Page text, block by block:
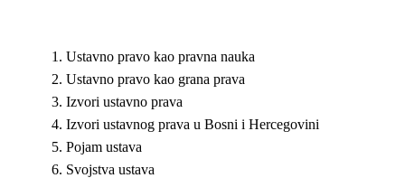
Ustavno pravo kao pravna nauka
Ustavno pravo kao grana prava
Izvori ustavno prava
Izvori ustavnog prava u Bosni i Hercegovini
Pojam ustava
Svojstva ustava